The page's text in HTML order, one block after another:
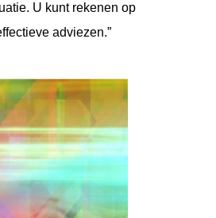
U kunt rekenen op
adviezen.”